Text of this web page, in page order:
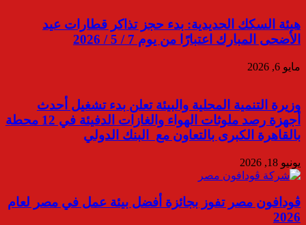
هيئة السكك الحديدية: بدء حجز تذاكر قطارات عيد
الأضحى المبارك اعتبارًا من يوم 7 / 5 / 2026
مايو 6, 2026
وزيرة التنمية المحلية والبيئة تعلن بدء تشغيل أحدث
أجهزة رصد ملوثات الهواء والغازات الدفيئة في 12 محطة
بالقاهرة الكبرى بالتعاون مع البنك الدولي
يونيو 18, 2026
ڤودافون مصر تفوز بجائزة أفضل بيئة عمل في مصر لعام
2026